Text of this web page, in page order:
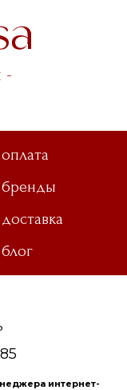
-
оплата
бренды
доставка
блог
интернет-